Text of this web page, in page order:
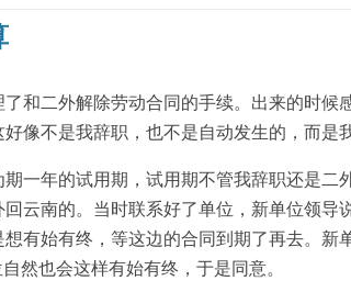
二外解除劳动合同的手续。出来的时候
像不是我辞职，也不是自动发生的，而是
年的试用期，试用期不管我辞职还是二
云南的。当时联系好了单位，新单位领导
有始有终，等这边的合同到期了再去。新
然也会这样有始有终，于是同意。